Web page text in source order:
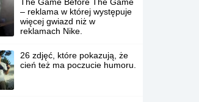
– reklama w której występuje
więcej gwiazd niż w
reklamach Nike.
26 zdjęć, które pokazują, że
cień też ma poczucie humoru.